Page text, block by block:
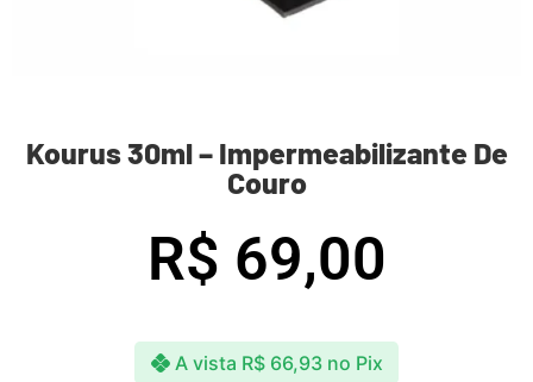
Kourus 30ml – Impermeabilizante De
Couro
R$ 69,00
A vista R$66,93 no Pix